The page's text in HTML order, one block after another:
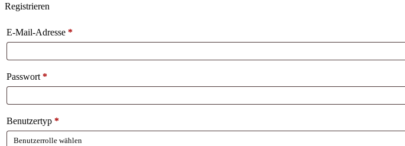
Registrieren
E-Mail-Adresse *
Passwort *
Benutzertyp *